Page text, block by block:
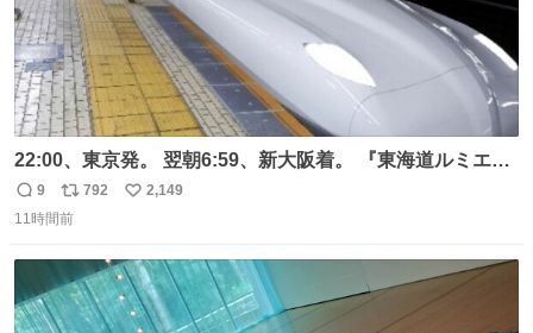
22:00、東京発。 翌朝6:59、新大阪着。 『東海道ルミエー
ルエクスプレス』が今夜、初運行！ 岐阜羽島駅で夜を越す
東海道新幹線。寝台列車じゃないのに、朝まで新幹線とい
エクスプレス
返
信
9
リ
ポ
ト
数
792
い
数
2,149
11時間前